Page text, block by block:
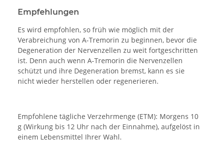
Empfehlungen
Es wird empfohlen, so früh wie möglich mit der
Verabreichung von A-Tremorin zu beginnen, bevor die
Degeneration der Nervenzellen zu weit fortgeschritten
ist. Denn auch wenn A-Tremorin die Nervenzellen
schützt und ihre Degeneration bremst, kann es sie
nicht wieder herstellen oder regenerieren.
Empfohlene tägliche Verzehrmenge (ETM): Morgens 10
g (Wirkung bis 12 Uhr nach der Einnahme), aufgelöst in
einem Lebensmittel Ihrer Wahl.